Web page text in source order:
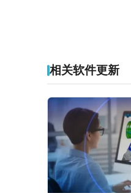
相关软件更新